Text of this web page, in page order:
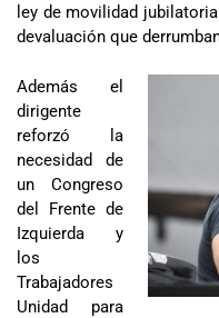
ley de movilidad
devaluación que
Además el
dirigente
reforzó la
necesidad de
un Congreso
del Frente de
Izquierda y
los
Trabajadores
Unidad para